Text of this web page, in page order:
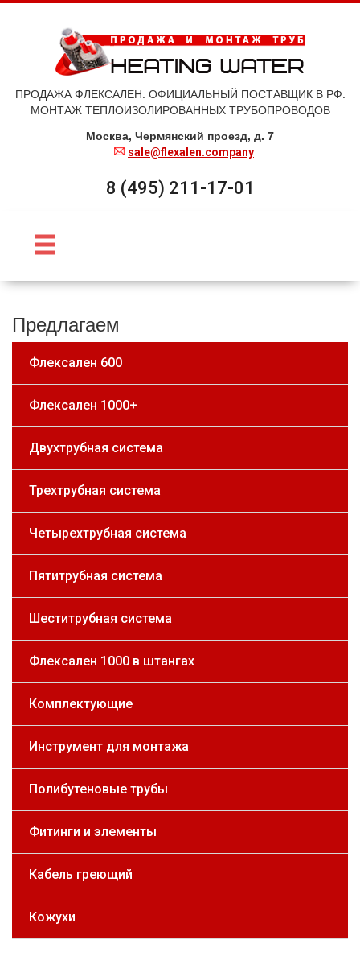
ПРОДАЖА ФЛЕКСАЛЕН. ОФИЦИАЛЬНЫЙ ПОСТАВЩИК В РФ.
МОНТАЖ ТЕПЛОИЗОЛИРОВАННЫХ ТРУБОПРОВОДОВ
Москва, Чермянский проезд, д. 7
sale@flexalen.company
8 (495) 211-17-01
Предлагаем
Флексален 600
Флексален 1000+
Двухтрубная система
Трехтрубная система
Четырехтрубная система
Пятитрубная система
Шеститрубная система
Флексален 1000 в штангах
Комплектующие
Инструмент для монтажа
Полибутеновые трубы
Фитинги и элементы
Кабель греющий
Кожухи